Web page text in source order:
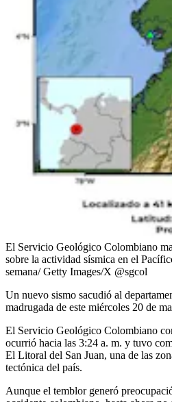
El Servicio Geológico Colombiano
sobre la actividad sísmica en el
semana/ Getty Images/X @sgcol
Un nuevo sismo sacudió al
madrugada de este miércoles 20 de
El Servicio Geológico Colombiano
ocurrió hacia las 3:24 a. m. y tuvo
El Litoral del San Juan, una de las
tectónica del país.
Aunque el temblor generó